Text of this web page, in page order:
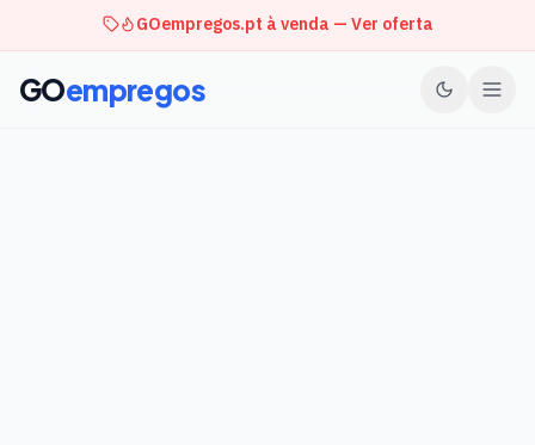
GOempregos.pt à venda — Ver oferta
GOempregos